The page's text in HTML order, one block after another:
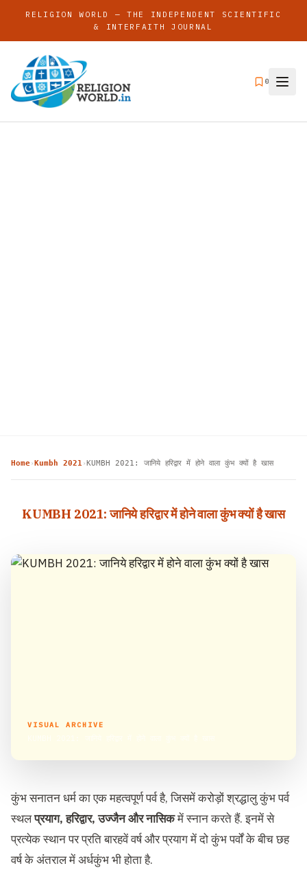
RELIGION WORLD — THE INDEPENDENT SCIENTIFIC
& INTERFAITH JOURNAL
0
Home› Kumbh 2021 › KUMBH 2021: जानिये हरिद्वार में होने वाला कुंभ क्यों है खास
KUMBH 2021: जानिये हरिद्वार में होने वाला कुंभ क्यों है खास
VISUAL ARCHIVE
कुंभ सनातन धर्म का एक महत्वपूर्ण पर्व है, जिसमें करोड़ों श्रद्धालु कुंभ पर्व
स्थलप्रयाग, हरिद्वार, उज्जैन और नासिकमें स्नान करते हैं. इनमें से
प्रत्येक स्थान पर प्रति बारहवें वर्ष और प्रयाग में दो कुंभ पर्वों के बीच छह
वर्ष के अंतराल में अर्धकुंभ भी होता है.